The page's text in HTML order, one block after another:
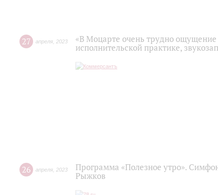
27 апреля 2023
«В Моцарте очень трудно ощущение
исполнительской практике,
26 апреля 2023
Программа «Полезное утро».
Рыжков